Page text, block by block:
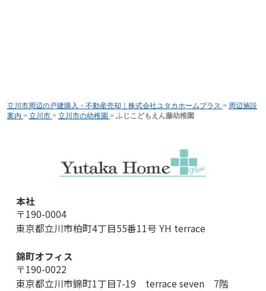
立川市周辺の戸建購入・不動産売却｜株式会社ユタカホームプラス > 周辺施設
案内 > 立川市 > 立川市の幼稚園 > ふじこどもえん藤幼稚園
本社
〒190-0004
東京都立川市柏町4丁目55番11号 YH terrace
錦町オフィス
〒190-0022
東京都立川市錦町1丁目7-19 terrace seven 7階